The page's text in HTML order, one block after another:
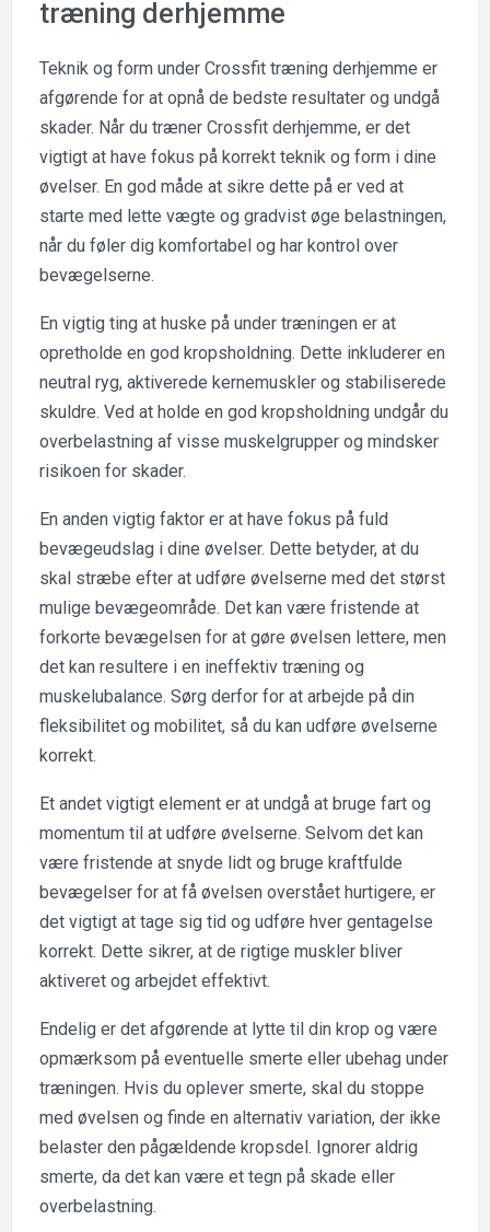
træning derhjemme
Teknik og form under Crossfit træning derhjemme er
afgørende for at opnå de bedste resultater og undgå
skader. Når du træner Crossfit derhjemme, er det
vigtigt at have fokus på korrekt teknik og form i dine
øvelser. En god måde at sikre dette på er ved at
starte med lette vægte og gradvist øge belastningen,
når du føler dig komfortabel og har kontrol over
bevægelserne.
En vigtig ting at huske på under træningen er at
opretholde en god kropsholdning. Dette inkluderer en
neutral ryg, aktiverede kernemuskler og stabiliserede
skuldre. Ved at holde en god kropsholdning undgår du
overbelastning af visse muskelgrupper og mindsker
risikoen for skader.
En anden vigtig faktor er at have fokus på fuld
bevægeudslag i dine øvelser. Dette betyder, at du
skal stræbe efter at udføre øvelserne med det størst
mulige bevægeområde. Det kan være fristende at
forkorte bevægelsen for at gøre øvelsen lettere, men
det kan resultere i en ineffektiv træning og
muskelubalance. Sørg derfor for at arbejde på din
fleksibilitet og mobilitet, så du kan udføre øvelserne
korrekt.
Et andet vigtigt element er at undgå at bruge fart og
momentum til at udføre øvelserne. Selvom det kan
være fristende at snyde lidt og bruge kraftfulde
bevægelser for at få øvelsen overstået hurtigere, er
det vigtigt at tage sig tid og udføre hver gentagelse
korrekt. Dette sikrer, at de rigtige muskler bliver
aktiveret og arbejdet effektivt.
Endelig er det afgørende at lytte til din krop og være
opmærksom på eventuelle smerte eller ubehag under
træningen. Hvis du oplever smerte, skal du stoppe
med øvelsen og finde en alternativ variation, der ikke
belaster den pågældende kropsdel. Ignorer aldrig
smerte, da det kan være et tegn på skade eller
overbelastning.